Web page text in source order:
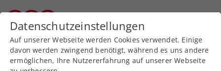
Zurück zur Newsübersicht
Datenschutzeinstellungen
Auf unserer Webseite werden Cookies verwendet. Einige
davon werden zwingend benötigt, während es uns andere
ermöglichen, Ihre Nutzererfahrung auf unserer Webseite